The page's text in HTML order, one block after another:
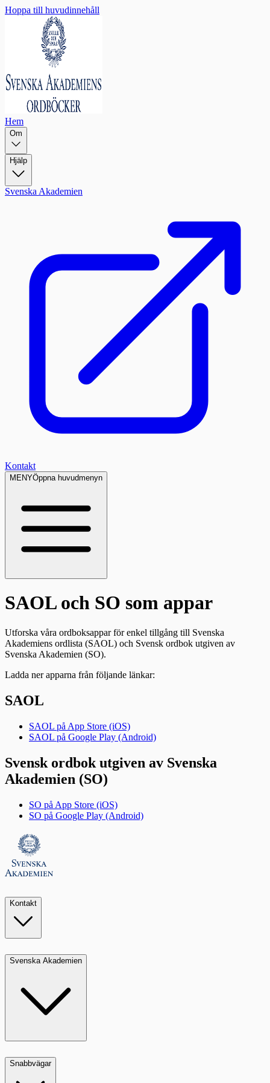
Hoppa till huvudinnehåll
Hem
Om
Hjälp
Svenska Akademien
Kontakt
MENYÖppna huvudmenyn
SAOL och SO som appar
Utforska våra ordboksappar för enkel tillgång till Svenska
Akademiens ordlista (SAOL) och Svensk ordbok utgiven av
Svenska Akademien (SO).
Ladda ner apparna från följande länkar:
SAOL
SAOL på App Store (iOS)
SAOL på Google Play (Android)
Svensk ordbok utgiven av Svenska
Akademien (SO)
SO på App Store (iOS)
SO på Google Play (Android)
Kontakt
Svenska Akademien
Snabbvägar